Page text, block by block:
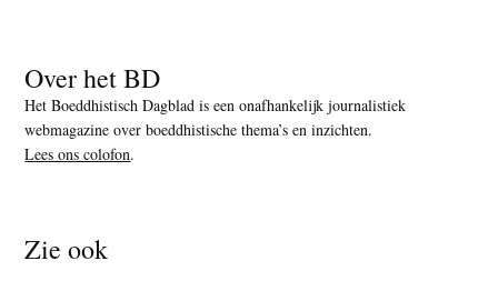
Over het BD
Het Boeddhistisch Dagblad is een onafhankelijk journalistiek
webmagazine over boeddhistische thema’s en inzichten.
Lees ons colofon.
Zie ook